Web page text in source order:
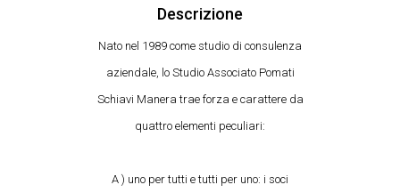
Descrizione
Nato nel 1989 come studio di consulenza
aziendale, lo Studio Associato Pomati
Schiavi Manera trae forza e carattere da
quattro elementi peculiari:
A ) uno per tutti e tutti per uno: i soci